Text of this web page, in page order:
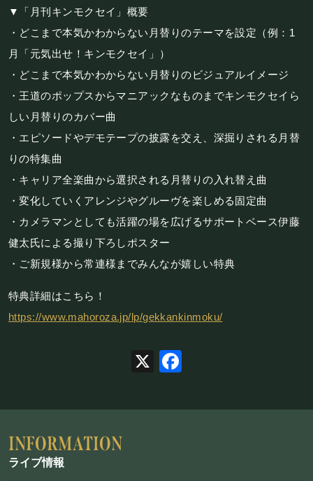
FOOD&DRINK
フード&ドリンク
PRIVATE
貸切パーティー・ホールレンタル
BOOKING
ライブ出演について
採用情報
お問い合わせ
▼「月刊キンモクセイ」概要
・どこまで本気かわからない月替りのテーマを設定（例：1
月「元気出せ！キンモクセイ」）
・どこまで本気かわからない月替りのビジュアルイメージ
・王道のポップスからマニアックなものまでキンモクセイら
しい月替りのカバー曲
・エピソードやデモテープの披露を交え、深掘りされる月替
りの特集曲
・キャリア全楽曲から選択される月替りの入れ替え曲
・変化していくアレンジやグルーヴを楽しめる固定曲
・カメラマンとしても活躍の場を広げるサポートベース伊藤
健太氏による撮り下ろしポスター
・ご新規様から常連様までみんなが嬉しい特典
特典詳細はこちら！
https://www.mahoroza.jp/lp/gekkankinmoku/
X
ライブ情報